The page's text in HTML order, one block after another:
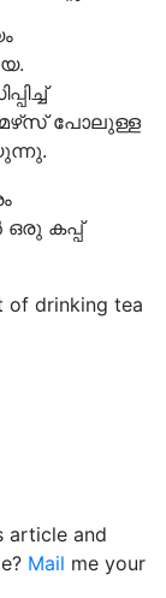
പോലുള്ള
കപ്പ്
of drinking tea
article and
Mail me your